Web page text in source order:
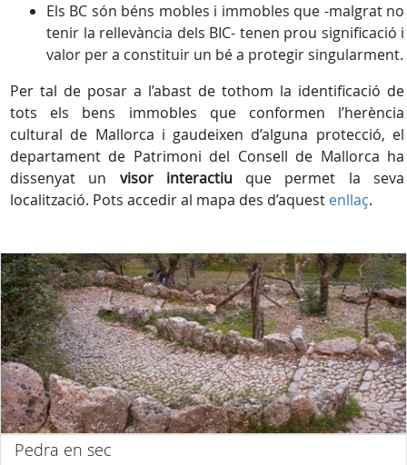
Els BC són béns mobles i immobles que -malgrat no
tenir la rellevància dels BIC- tenen prou significació i
valor per a constituir un bé a protegir singularment.
Per tal de posar a l’abast de tothom la identificació de
tots els bens immobles que conformen l’herència
cultural de Mallorca i gaudeixen d’alguna protecció, el
departament de Patrimoni del Consell de Mallorca ha
dissenyat un visor interactiuque permet la seva
localització. Pots accedir al mapa des d’aquest enllaç.
Pedra en sec